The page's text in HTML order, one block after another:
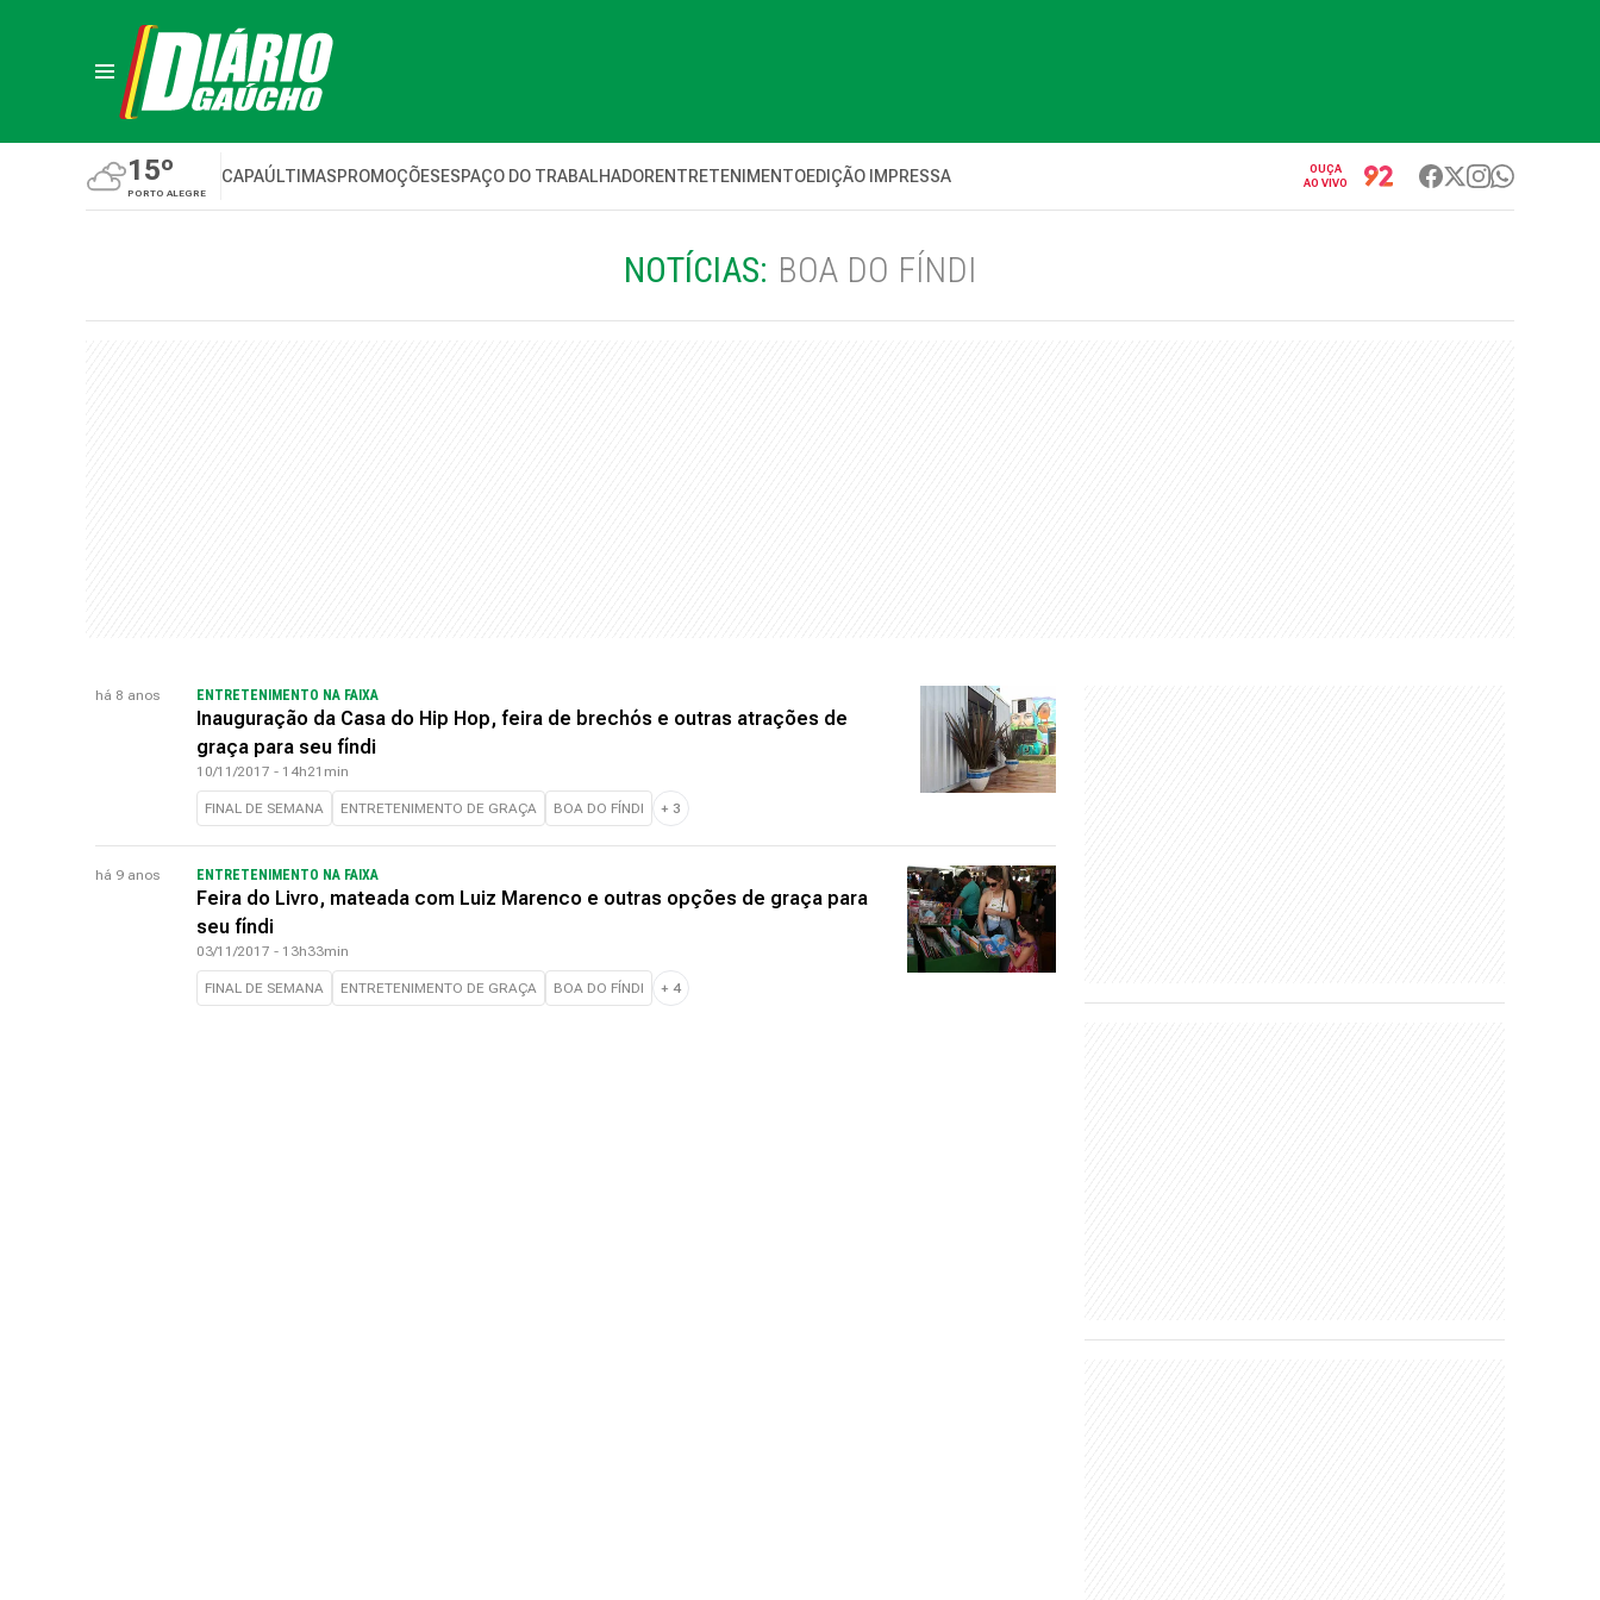
15º
PORTO ALEGRE
CAPAÚLTIMASPROMOÇÕESESPAÇO DO TRABALHADORENTRETENIMENTOEDIÇÃO IMPRESSA
OUÇA
AO VIVO
NOTÍCIAS: BOA DO FÍNDI
há 8 anos ENTRETENIMENTO NA FAIXA
Inauguração da Casa do Hip Hop, feira de brechós e outras atrações de
graça para seu fíndi
10/11/2017 - 14h21min
FINAL DE SEMANA ENTRETENIMENTO DE GRAÇA BOA DO FÍNDI + 3
há 9 anos ENTRETENIMENTO NA FAIXA
Feira do Livro, mateada com Luiz Marenco e outras opções de graça para
seu fíndi
03/11/2017 - 13h33min
FINAL DE SEMANA ENTRETENIMENTO DE GRAÇA BOA DO FÍNDI + 4